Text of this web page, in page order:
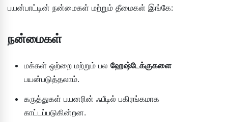
பயன்பாட்டின் நன்மைகள் மற்றும் தீமைகள் இங்கே:
நன்மைகள்
மக்கள் ஒற்றை மற்றும் பல ஹேஷ்டேக்குகளை
பயன்படுத்தலாம்.
கருத்துகள் பயனரின் ஃபீடில் பகிரங்கமாக
காட்டப்படுகின்றன.